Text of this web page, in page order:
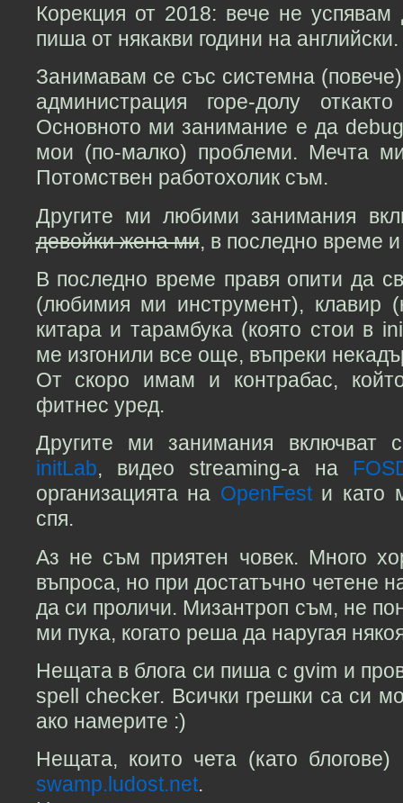
Корекция от 2018: вече не
пиша от някакви години на английски.
Занимавам се със системна
администрация горе-долу
Основното ми занимание е да
мои (по-малко) проблеми. Мечта
Потомствен работохолик съм.
Другите ми любими занимания
девойки жена ми, в последно време
В последно време правя опити да
(любимия ми инструмент), клавир
китара и тарамбука (която стои в
ме изгонили все още, въпреки
От скоро имам и контрабас,
фитнес уред.
Другите ми занимания включват
initLab, видео streaming-а на
организацията на OpenFestи като
спя.
Аз не съм приятен човек. Много
въпроса, но при достатъчно четене
да си проличи. Мизантроп съм, не
ми пука, когато реша да наругая
Нещата в блога си пиша с gvim и
spell checker. Всички грешки са си
ако намерите :)
Нещата, които чета (като
swamp.ludost.net.